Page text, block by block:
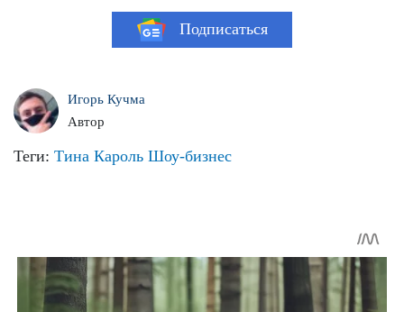
Подписаться
Игорь Кучма
Автор
Теги: Тина Кароль Шоу-бизнес